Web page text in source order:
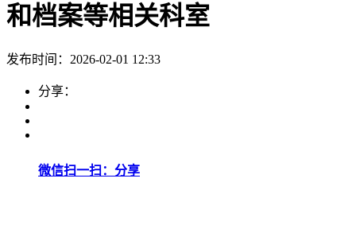
和档案等相关科室
发布时间：2026-02-01 12:33
分享：
微信扫一扫：分享